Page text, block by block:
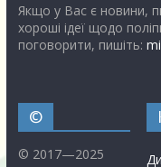
Якщо у Вас є новини,
хороші ідеї щодо
поговорити, пишіть:
©
© 2017—2025